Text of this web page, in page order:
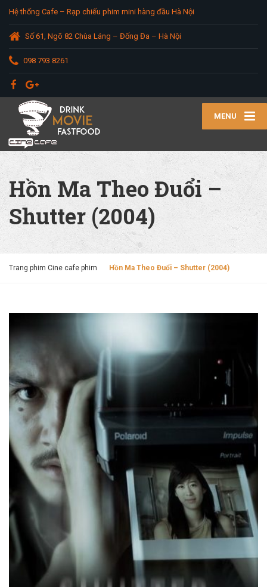
Hệ thống Cafe – Rạp chiếu phim mini hàng đầu Hà Nội
Số 61, Ngõ 82 Chùa Láng – Đống Đa – Hà Nội
098 793 8261
MENU
Hồn Ma Theo Đuổi –
Shutter (2004)
Trang phim Cine cafe phim Hồn Ma Theo Đuổi – Shutter (2004)